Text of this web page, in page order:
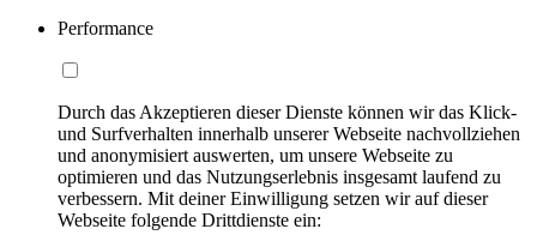
Performance
Durch das Akzeptieren dieser Dienste können wir das Klick-
und Surfverhalten innerhalb unserer Webseite nachvollziehen
und anonymisiert auswerten, um unsere Webseite zu
optimieren und das Nutzungserlebnis insgesamt laufend zu
verbessern. Mit deiner Einwilligung setzen wir auf dieser
Webseite folgende Drittdienste ein: